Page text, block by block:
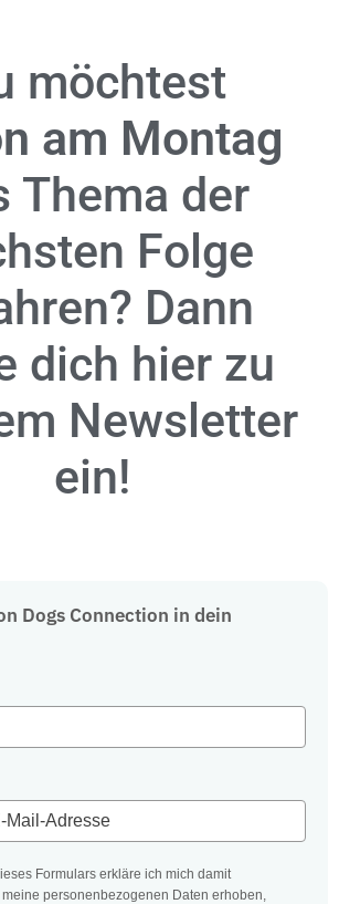
möchtest
am Montag
Thema der
Folge
Dann
dich hier zu
Newsletter
ein!
Dogs Connection in dein
Formulars erkläre ich mich damit
personenbezogenen Daten erhoben,